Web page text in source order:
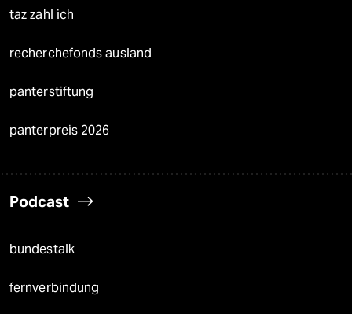
taz zahl ich
recherchefonds ausland
panterstiftung
panterpreis 2026
Podcast
bundestalk
fernverbindung